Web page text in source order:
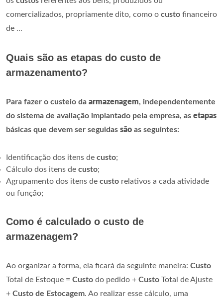
comercializados, propriamente dito, como o custo financeiro
de ...
Quais são as etapas do custo de
armazenamento?
Para fazer o custeio da armazenagem, independentemente
do sistema de avaliação implantado pela empresa, as etapas
básicas que devem ser seguidas são as seguintes:
Identificação dos itens de custo;
Cálculo dos itens de custo;
Agrupamento dos itens de custo relativos a cada atividade
ou função;
Como é calculado o custo de
armazenagem?
Ao organizar a forma, ela ficará da seguinte maneira: Custo
Total de Estoque = Custo do pedido + Custo Total de Ajuste
+ Custo de Estocagem. Ao realizar esse cálculo, uma